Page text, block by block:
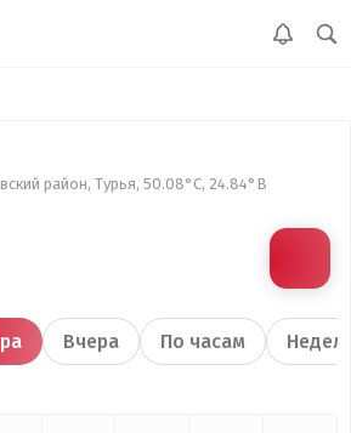
район, Турья, 50.08°С, 24.84°В
Вчера По часам